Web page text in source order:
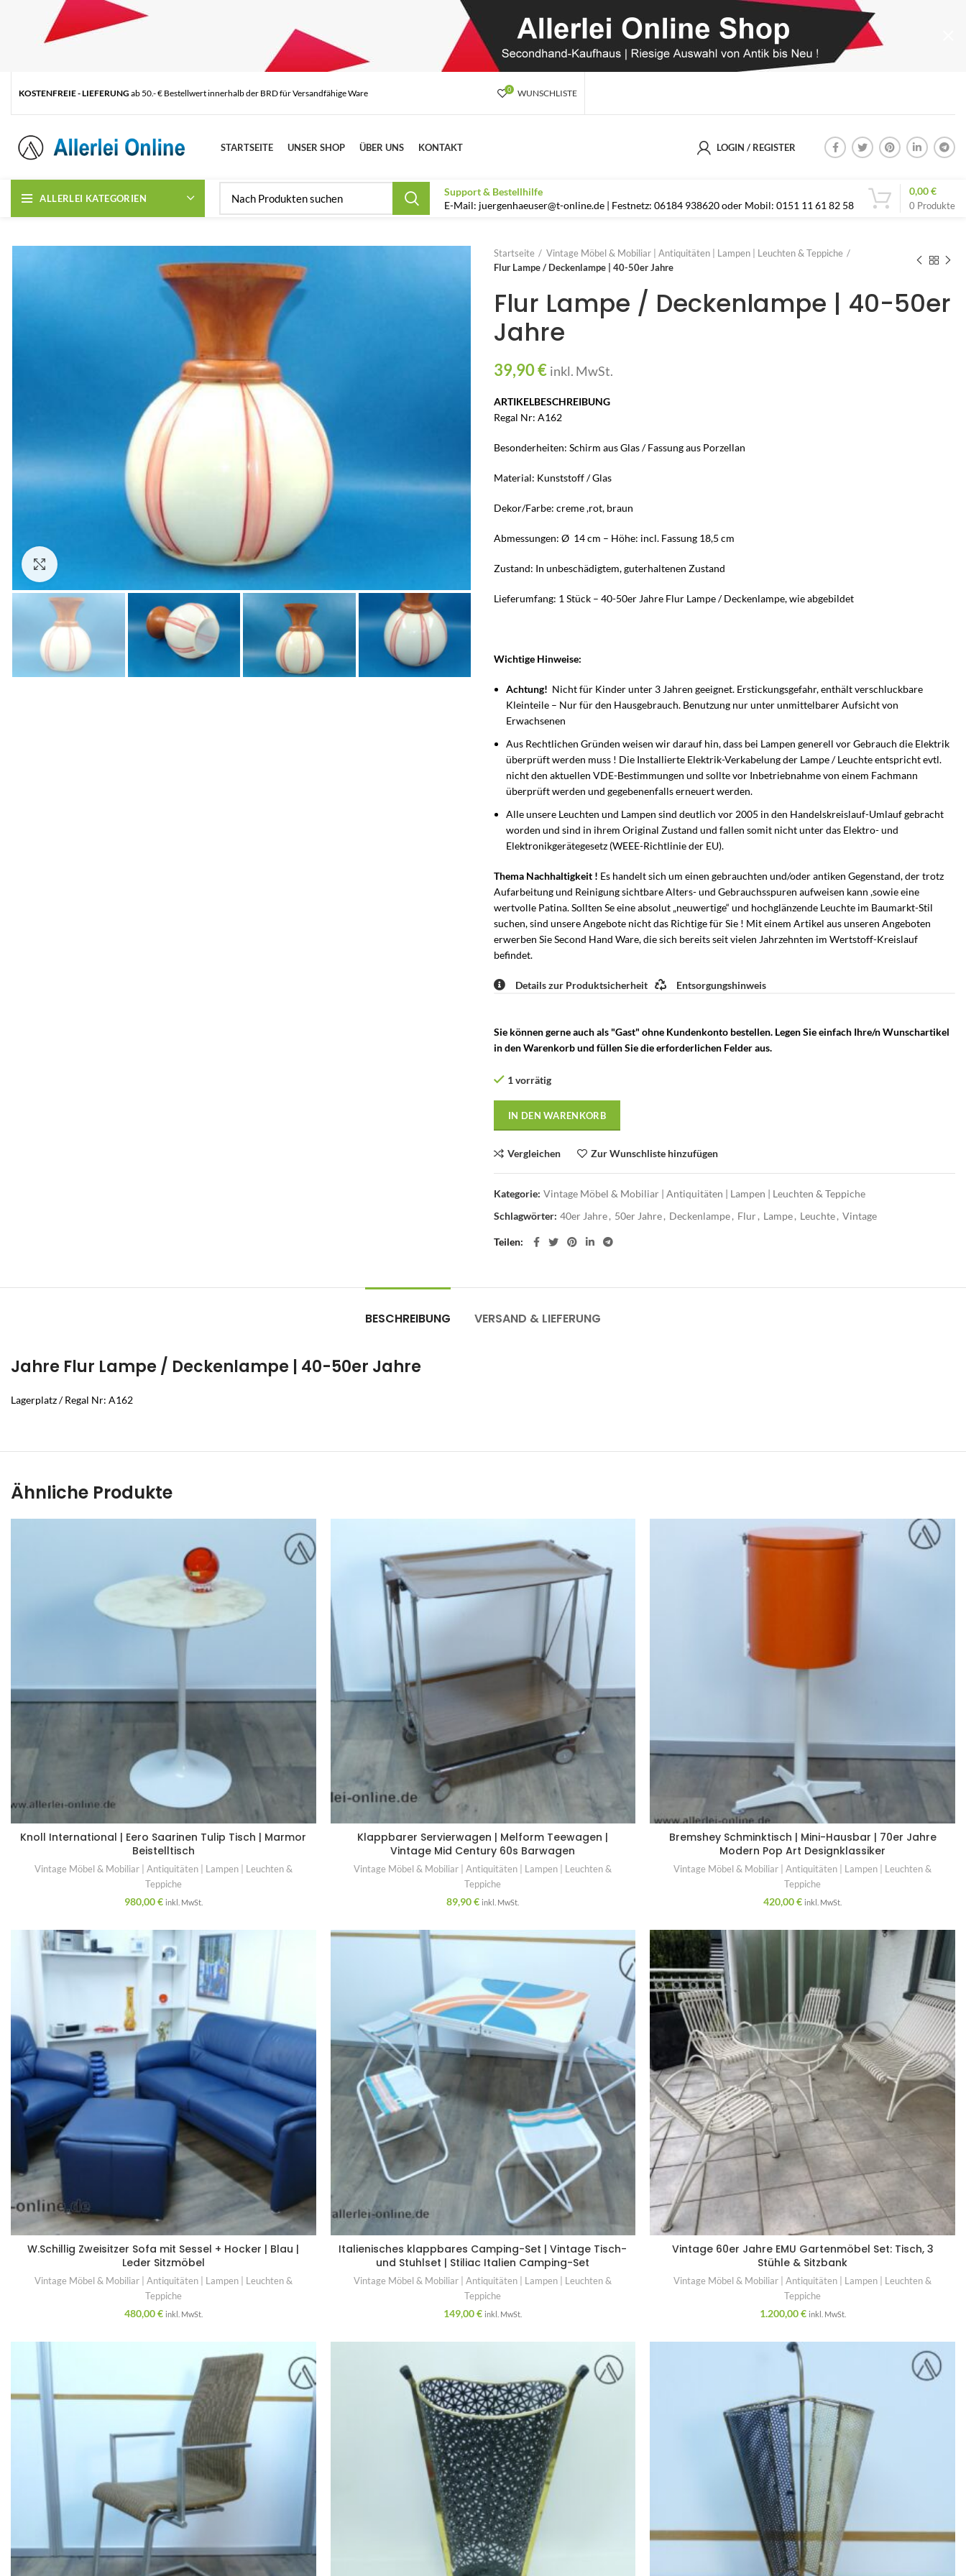
KOSTENFREIE - LIEFERUNG ab 50.- € Bestellwert innerhalb der BRD für Versandfähige Ware 0 WUNSCHLISTE
STARTSEITE UNSER SHOP ÜBER UNS KONTAKT LOGIN / REGISTER
ALLERLEI KATEGORIEN
Support & Bestellhilfe
E-Mail: juergenhaeuser@t-online.de | Festnetz: 06184 938620 oder Mobil: 0151 11 61 82 58
0 Produkte
0,00€
Zum Vergrößern anklicken
Startseite
Vintage Möbel & Mobiliar | Antiquitäten | Lampen | Leuchten & Teppiche
Flur Lampe / Deckenlampe | 40-50er Jahre
Flur Lampe / Deckenlampe | 40-50er
Jahre
39,90€ inkl. MwSt.
ARTIKELBESCHREIBUNG
Regal Nr: A162
Besonderheiten: Schirm aus Glas / Fassung aus Porzellan
Material: Kunststoff / Glas
Dekor/Farbe: creme ,rot, braun
Abmessungen: Ø 14 cm – Höhe: incl. Fassung 18,5 cm
Zustand: In unbeschädigtem, guterhaltenen Zustand
Lieferumfang: 1 Stück – 40-50er Jahre Flur Lampe / Deckenlampe, wie abgebildet
Wichtige Hinweise:
Achtung! Nicht für Kinder unter 3 Jahren geeignet. Erstickungsgefahr, enthält verschluckbare
Kleinteile – Nur für den Hausgebrauch. Benutzung nur unter unmittelbarer Aufsicht von
Erwachsenen
Aus Rechtlichen Gründen weisen wir darauf hin, dass bei Lampen generell vor Gebrauch die Elektrik
überprüft werden muss ! Die Installierte Elektrik-Verkabelung der Lampe / Leuchte entspricht evtl.
nicht den aktuellen VDE-Bestimmungen und sollte vor Inbetriebnahme von einem Fachmann
überprüft werden und gegebenenfalls erneuert werden.
Alle unsere Leuchten und Lampen sind deutlich vor 2005 in den Handelskreislauf-Umlauf gebracht
worden und sind in ihrem Original Zustand und fallen somit nicht unter das Elektro- und
Elektronikgerätegesetz (WEEE-Richtlinie der EU).
Thema Nachhaltigkeit ! Es handelt sich um einen gebrauchten und/oder antiken Gegenstand, der trotz
Aufarbeitung und Reinigung sichtbare Alters- und Gebrauchsspuren aufweisen kann ,sowie eine
wertvolle Patina. Sollten Se eine absolut „neuwertige“ und hochglänzende Leuchte im Baumarkt-Stil
suchen, sind unsere Angebote nicht das Richtige für Sie ! Mit einem Artikel aus unseren Angeboten
erwerben Sie Second Hand Ware, die sich bereits seit vielen Jahrzehnten im Wertstoff-Kreislauf
befindet.
Details zur Produktsicherheit Entsorgungshinweis
Sie können gerne auch als "Gast" ohne Kundenkonto bestellen. Legen Sie einfach Ihre/n Wunschartikel
in den Warenkorb und füllen Sie die erforderlichen Felder aus.
1 vorrätig
IN DEN WARENKORB
Vergleichen Zur Wunschliste hinzufügen
Kategorie: Vintage Möbel & Mobiliar | Antiquitäten | Lampen | Leuchten & Teppiche
Schlagwörter: 40er Jahre, 50er Jahre, Deckenlampe, Flur, Lampe, Leuchte, Vintage
Teilen
BESCHREIBUNG VERSAND & LIEFERUNG
Jahre Flur Lampe / Deckenlampe | 40-50er Jahre
Lagerplatz / Regal Nr: A162
Ähnliche Produkte
Knoll International | Eero Saarinen Tulip Tisch | Marmor
Beistelltisch
Vintage Möbel & Mobiliar | Antiquitäten | Lampen | Leuchten &
Teppiche
980,00€ inkl. MwSt.
Klappbarer Servierwagen | Melform Teewagen |
Vintage Mid Century 60s Barwagen
Vintage Möbel & Mobiliar | Antiquitäten | Lampen | Leuchten &
Teppiche
89,90€ inkl. MwSt.
Bremshey Schminktisch | Mini-Hausbar | 70er Jahre
Modern Pop Art Designklassiker
Vintage Möbel & Mobiliar | Antiquitäten | Lampen | Leuchten &
Teppiche
420,00€ inkl. MwSt.
W.Schillig Zweisitzer Sofa mit Sessel + Hocker | Blau |
Leder Sitzmöbel
Vintage Möbel & Mobiliar | Antiquitäten | Lampen | Leuchten &
Teppiche
480,00€ inkl. MwSt.
Italienisches klappbares Camping-Set | Vintage Tisch-
und Stuhlset | Stiliac Italien Camping-Set
Vintage Möbel & Mobiliar | Antiquitäten | Lampen | Leuchten &
Teppiche
149,00€ inkl. MwSt.
Vintage 60er Jahre EMU Gartenmöbel Set: Tisch, 3
Stühle & Sitzbank
Vintage Möbel & Mobiliar | Antiquitäten | Lampen | Leuchten &
Teppiche
1.200,00€ inkl. MwSt.